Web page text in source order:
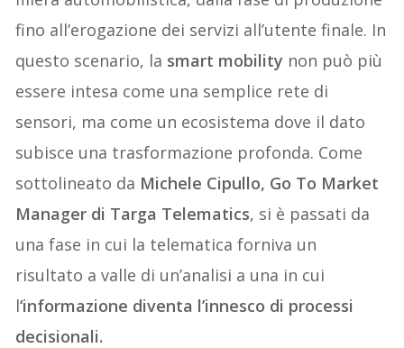
fino all’erogazione dei servizi all’utente finale. In
questo scenario, la smart mobility non può più
essere intesa come una semplice rete di
sensori, ma come un ecosistema dove il dato
subisce una trasformazione profonda. Come
sottolineato da Michele Cipullo, Go To Market
Manager di Targa Telematics, si è passati da
una fase in cui la telematica forniva un
risultato a valle di un’analisi a una in cui
l‘informazione diventa l’innesco di processi
decisionali.